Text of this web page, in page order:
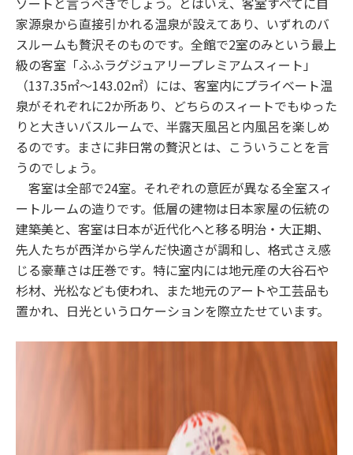
家源泉から直接引かれる温泉が設えてあり、いずれのバ
スルームも贅沢そのものです。全館で2室のみという最上
級の客室「ふふラグジュアリープレミアムスィート」
（137.35㎡～143.02㎡）には、客室内にプライベート温
泉がそれぞれに2か所あり、どちらのスィートでもゆった
りと大きいバスルームで、半露天風呂と内風呂を楽しめ
るのです。まさに非日常の贅沢とは、こういうことを言
うのでしょう。
客室は全部で24室。それぞれの意匠が異なる全室スィ
ートルームの造りです。低層の建物は日本家屋の伝統の
建築美と、客室は日本が近代化へと移る明治・大正期、
先人たちが西洋から学んだ快適さが調和し、格式さえ感
じる豪華さは圧巻です。特に室内には地元産の大谷石や
杉材、光松なども使われ、また地元のアートや工芸品も
置かれ、日光というロケーションを際立たせています。